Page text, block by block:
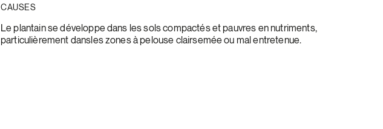
CAUSES
Le plantain se développe dans les sols compactés et pauvres en nutriments,
particulièrement dansles zones à pelouse clairsemée ou mal entretenue.